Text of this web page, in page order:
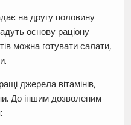
на другу половину
основу раціону
можна готувати салати,
джерела вітамінів,
До іншим дозволеним